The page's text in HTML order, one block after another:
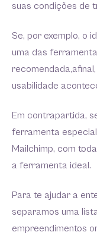
suas condições de
Se, por exemplo, o
uma das
usabilidade
Em contrapartida,
ferramenta
Mailchimp, com
a ferramenta ideal.
Para te ajudar a
separamos uma
empreendimentos